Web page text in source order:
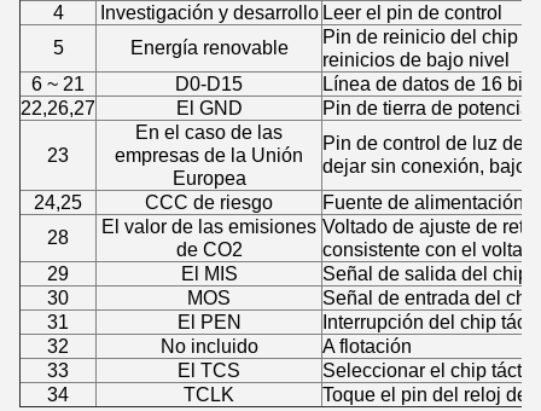
4
Investigación y desarrollo Leer el pin de control
5
Energía renovable
Pin de reinicio del chip
reinicios de bajo nivel
6 ~ 21
D0-D15
Línea de datos de 16 bits
22,26,27
El GND Pin de tierra de potencia
23
En el caso de las
empresas de la Unión
Europea
Pin de control de luz de
dejar sin conexión, bajo
24,25
CCC de riesgo
Fuente de alimentación
28
El valor de las emisiones
de CO2
Voltado de ajuste de
consistente con el
29
El MIS
Señal de salida del chip
30
MOS
Señal de entrada del
31
El PEN
Interrupción del chip táctil
32
No incluido
A flotación
33
El TCS
Seleccionar el chip
34
TCLK Toque el pin del reloj del